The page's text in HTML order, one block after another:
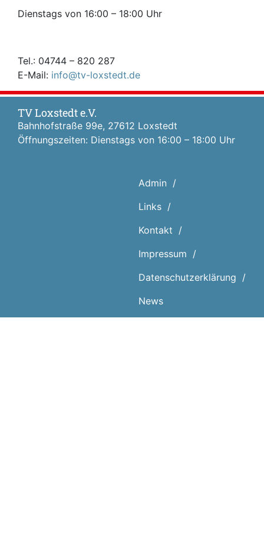
Dienstags von 16:00 – 18:00 Uhr
Tel.: 04744 – 820 287
E-Mail: info@tv-loxstedt.de
TV Loxstedt e.V.
Bahnhofstraße 99e, 27612 Loxstedt
Öffnungszeiten: Dienstags von 16:00 – 18:00 Uhr
Admin
Links
Kontakt
Impressum
Datenschutz­erklärung
News